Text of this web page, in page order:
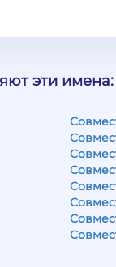
эти имена: